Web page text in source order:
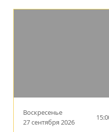
Воскресенье
27 сентября 2026